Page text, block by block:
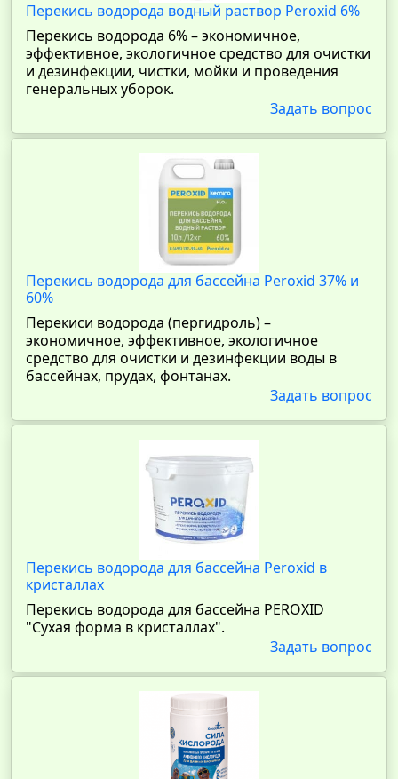
Перекись водорода водный раствор Peroxid 6%
Перекись водорода 6% – экономичное,
эффективное, экологичное средство для очистки
и дезинфекции, чистки, мойки и проведения
генеральных уборок.
Задать вопрос
Перекись водорода для бассейна Peroxid 37% и
60%
Перекиси водорода (пергидроль) –
экономичное, эффективное, экологичное
средство для очистки и дезинфекции воды в
бассейнах, прудах, фонтанах.
Задать вопрос
Перекись водорода для бассейна Peroxid в
кристаллах
Перекись водорода для бассейна PEROXID
"Сухая форма в кристаллах".
Задать вопрос